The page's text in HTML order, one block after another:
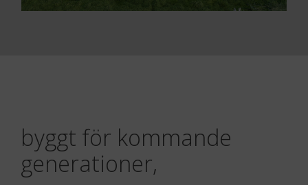
byggt för kommande
generationer,